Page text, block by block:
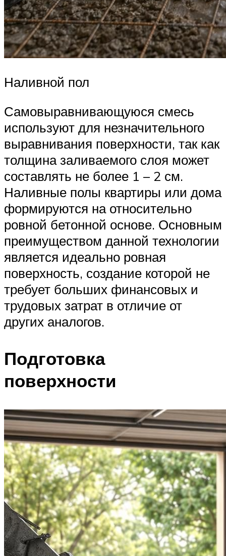
Наливной пол
Самовыравнивающуюся смесь
используют для незначительного
выравнивания поверхности, так как
толщина заливаемого слоя может
составлять не более 1 – 2 см.
Наливные полы квартиры или дома
формируются на относительно
ровной бетонной основе. Основным
преимуществом данной технологии
является идеально ровная
поверхность, создание которой не
требует больших финансовых и
трудовых затрат в отличие от
других аналогов.
Подготовка
поверхности